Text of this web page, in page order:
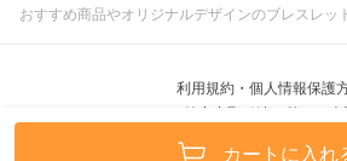
おすすめ商品やオリジナルデザインのブレスレッ
利用規約・個人情報保護
特定商取引法に基づく表